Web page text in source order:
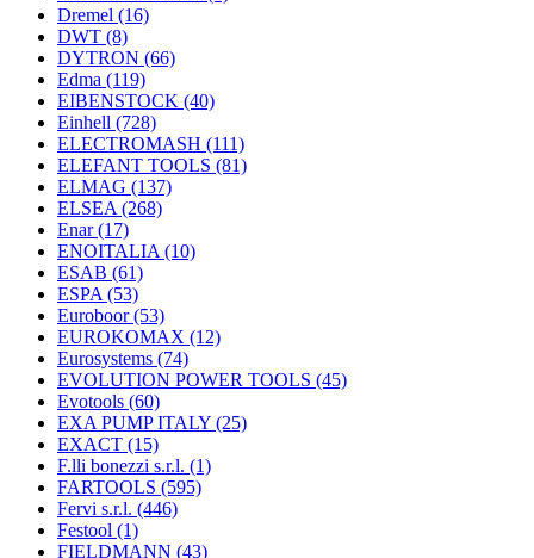
Dremel (16)
DWT (8)
DYTRON (66)
Edma (119)
EIBENSTOCK (40)
Einhell (728)
ELECTROMASH (111)
ELEFANT TOOLS (81)
ELMAG (137)
ELSEA (268)
Enar(17)
ENOITALIA (10)
ESAB (61)
ESPA (53)
Euroboor(53)
EUROKOMAX (12)
Eurosystems (74)
EVOLUTION POWER TOOLS (45)
Evotools (60)
EXA PUMP ITALY (25)
EXACT (15)
F.lli bonezzi s.r.l. (1)
FARTOOLS (595)
Fervi s.r.l. (446)
Festool (1)
FIELDMANN (43)